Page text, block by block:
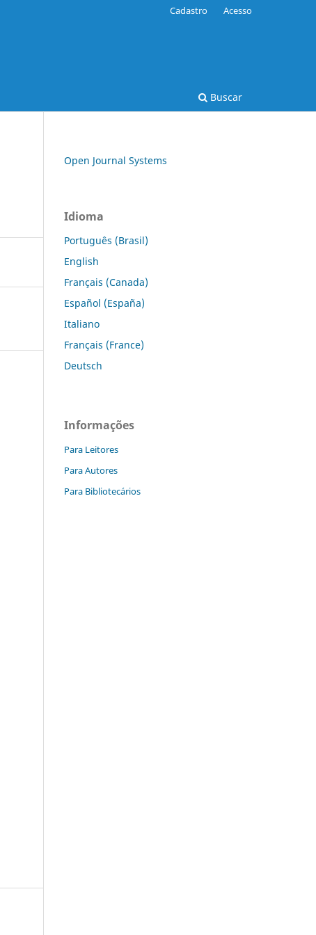
Buscar
Cadastro Acesso
Open Journal Systems
Idioma
Português (Brasil)
English
Français (Canada)
Español (España)
Italiano
Français (France)
Deutsch
Informações
Para Leitores
Para Autores
Para Bibliotecários